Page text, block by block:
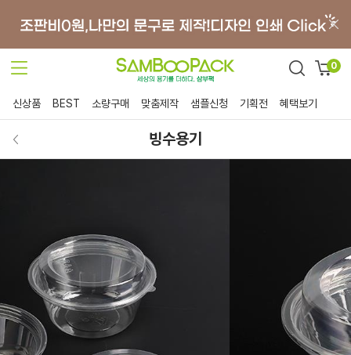
0
신상품 BEST 소량구매 맞춤제작 샘플신청 기획전 혜택보기
빙수용기